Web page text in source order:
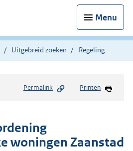
Menu
Uitgebreid zoeken Regeling
Permalink Printen
woningen Zaanstad